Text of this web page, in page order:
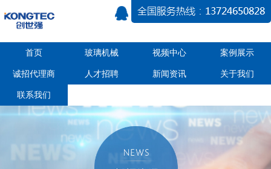
首页 玻璃机械 视频中心 案例展示
诚招代理商 人才招聘 新闻资讯 关于我们
联系我们